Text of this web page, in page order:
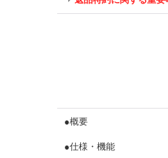
●概要
●仕様・機能